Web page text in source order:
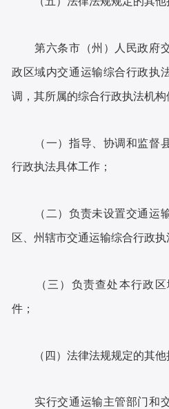
第六条市（州）人民政府交
政区域内交通运输综合行政执
调，其所属的综合行政执法机构
（一）指导、协调和监督县
行政执法具体工作；
（二）负责未设置交通运输
区、州辖市交通运输综合行政执
（三）负责查处本行政区
件；
（四）法律法规规定的其他
实行交通运输主管部门和交